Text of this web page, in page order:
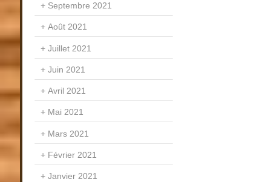
Septembre 2021
Août 2021
Juillet 2021
Juin 2021
Avril 2021
Mai 2021
Mars 2021
Février 2021
Janvier 2021